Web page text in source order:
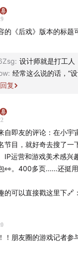
落日间》《后戏》
戏开发者大会
院发起的一年一度
一个开放的交流平
戏研发经验、产业
作室代号SYN 、英
一个好玩的文科生
：主题曲Hans
中的TGDC印象，
的《后戏》版本的标题
: 设计师就是打工人
: 经常这么说的话，“
复
自即友的评论：在小宇
节目，就好奇去搜了一
IP运营和游戏美术感兴
👀。400多页......还挺用
的可以直接戳这里下
！朋友圈的游戏记者参